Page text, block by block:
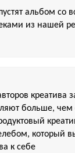
альбом со
из нашей
креатива
больше,
который
к себе